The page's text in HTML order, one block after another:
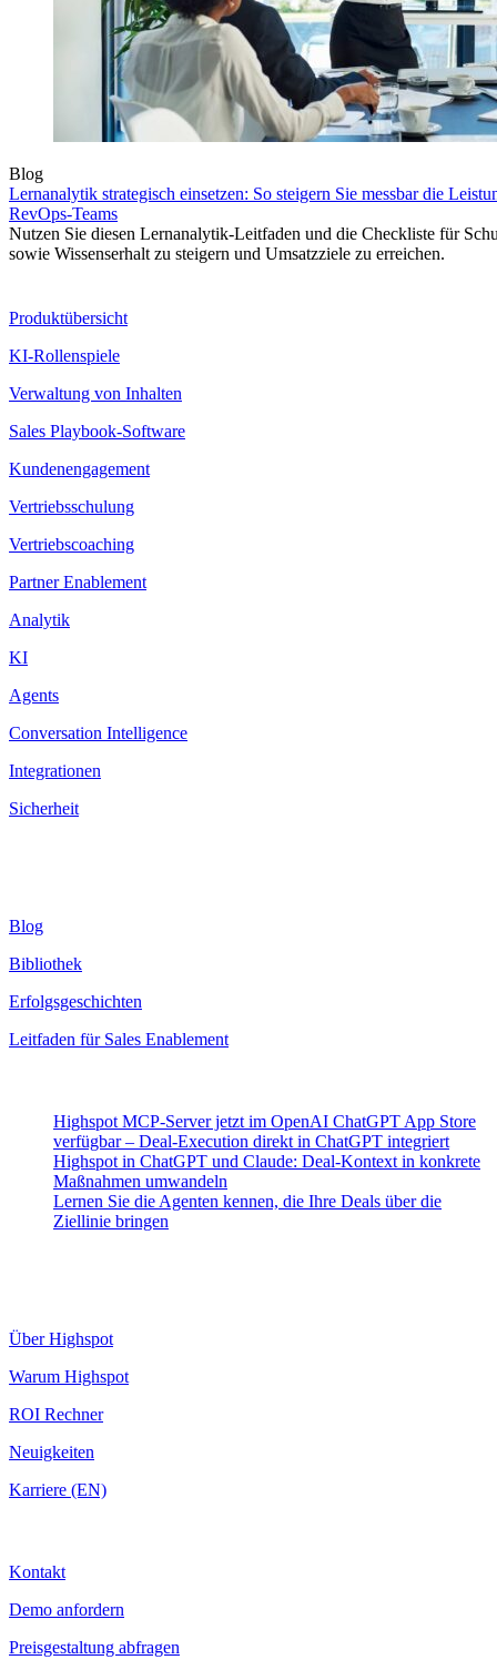
Blog
Lernanalytik strategisch einsetzen: So steigern Sie messbar die
RevOps-Teams
Nutzen Sie diesen Lernanalytik-Leitfaden und die Checkliste für
sowie Wissenserhalt zu steigern und Umsatzziele zu erreichen.
Produktübersicht
KI-Rollenspiele
Verwaltung von Inhalten
Sales Playbook-Software
Kundenengagement
Vertriebsschulung
Vertriebscoaching
Partner Enablement
Analytik
KI
Agents
Conversation Intelligence
Integrationen
Sicherheit
Blog
Bibliothek
Erfolgsgeschichten
Leitfaden für Sales Enablement
Highspot MCP-Server jetzt im OpenAI ChatGPT App Store
verfügbar – Deal-Execution direkt in ChatGPT integriert
Highspot in ChatGPT und Claude: Deal-Kontext in konkrete
Maßnahmen umwandeln
Lernen Sie die Agenten kennen, die Ihre Deals über die
Ziellinie bringen
Über Highspot
Warum Highspot
ROI Rechner
Neuigkeiten
Karriere (EN)
Kontakt
Demo anfordern
Preisgestaltung abfragen